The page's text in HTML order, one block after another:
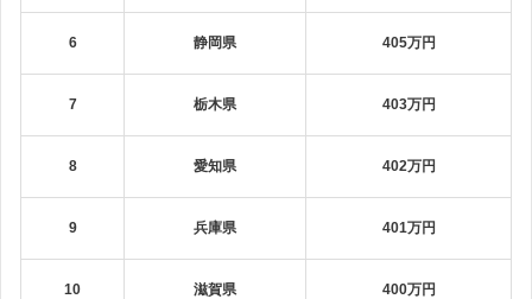
6 静岡県 405万円
7 栃木県 403万円
8 愛知県 402万円
9 兵庫県 401万円
10 滋賀県 400万円